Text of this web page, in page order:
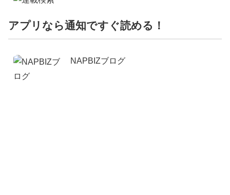
アプリなら通知ですぐ読める！
NAPBIZブログ